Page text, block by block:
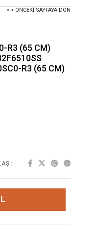
< < ÖNCEKI SAYFAYA DÖN
R3 (65 CM)
R3 (65 CM)
: